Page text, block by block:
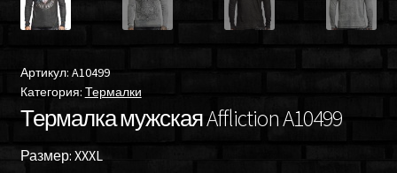
Артикул: A10499
Категория: Термалки
Термалка мужская Affliction A10499
Размер: XXXL